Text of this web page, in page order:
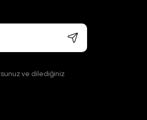
ve dilediğiniz